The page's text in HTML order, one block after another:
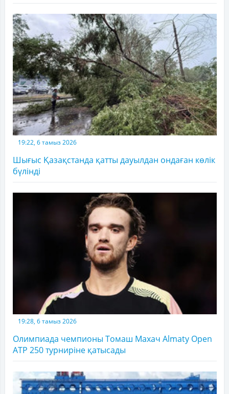
19:22, 6 тамыз 2026
Шығыс Қазақстанда қатты дауылдан ондаған көлік
бүлінді
19:28, 6 тамыз 2026
Олимпиада чемпионы Томаш Махач Almaty Open
ATP 250 турниріне қатысады